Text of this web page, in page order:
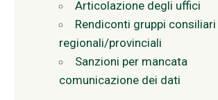
Articolazione degli uffici
Rendiconti gruppi consiliari
regionali/provinciali
Sanzioni per mancata
comunicazione dei dati